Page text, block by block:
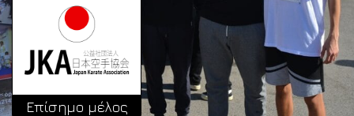
Επίσημο μέλος